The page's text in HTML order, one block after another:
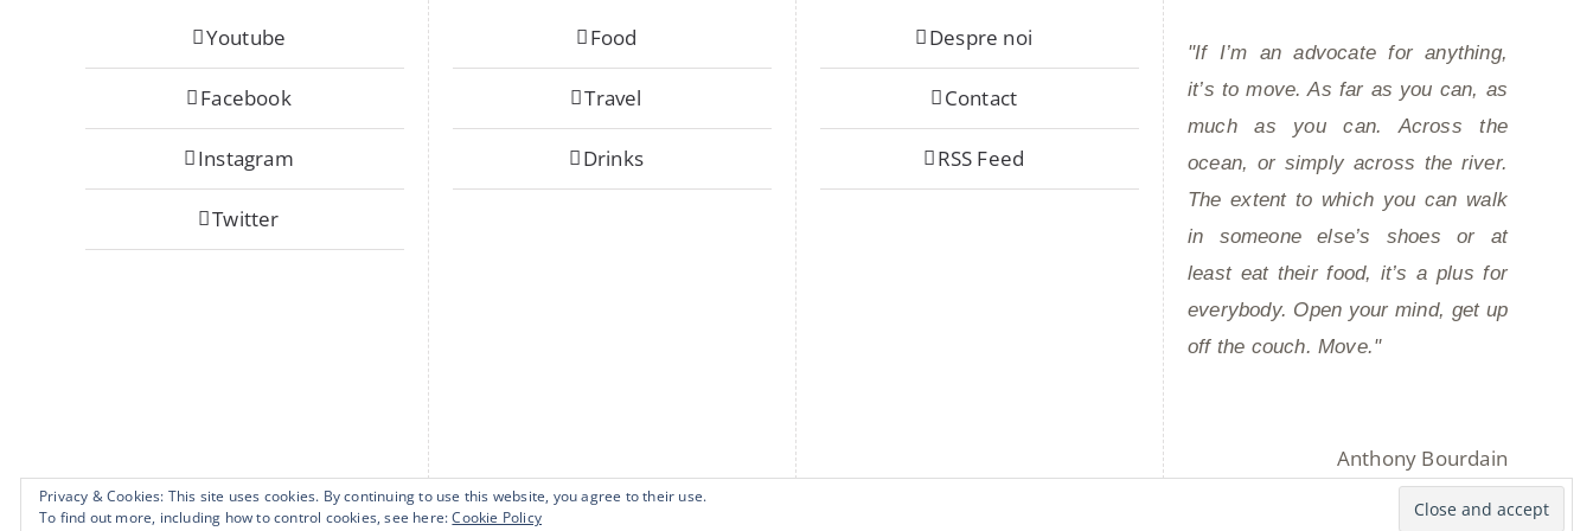
Youtube
Facebook
Instagram
Twitter
Food
Travel
Drinks
Despre noi
Contact
RSS Feed
"If I’m an advocate for anything,
it’s to move. As far as you can, as
much as you can. Across the
ocean, or simply across the river.
The extent to which you can walk
in someone else’s shoes or at
least eat their food, it’s a plus for
everybody. Open your mind, get up
off the couch. Move."
Anthony Bourdain
Privacy & Cookies: This site uses cookies. By continuing to use this website, you agree to their use.
To find out more, including how to control cookies, see here:Cookie Policy